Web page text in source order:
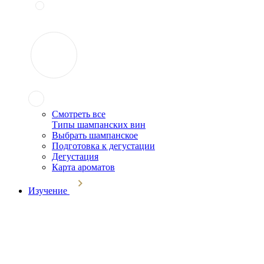
Смотреть все
Типы шампанских вин
Выбрать шампанское
Подготовка к дегустации
Дегустация
Карта ароматов
Изучение